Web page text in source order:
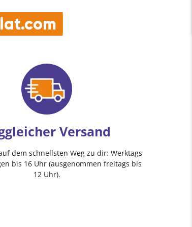
Versand
dem schnellsten Weg zu dir: Werktags
bis 16 Uhr (ausgenommen freitags bis
12 Uhr).